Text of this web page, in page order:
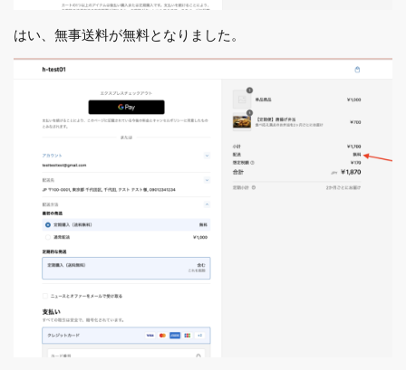
はい、無事送料が無料となりました。